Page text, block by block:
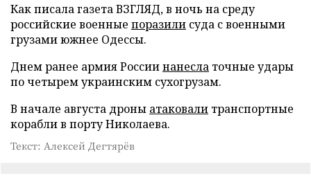
Как писала газета ВЗГЛЯД, в ночь на среду
российские военные поразили суда с военными
грузами южнее Одессы.
Днем ранее армия Россиинанесла точные удары
по четырем украинским сухогрузам.
В начале августа дроны атаковали транспортные
корабли в порту Николаева.
Текст: Алексей Дегтярёв